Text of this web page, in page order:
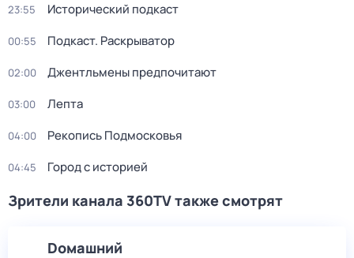
23:55 Исторический подкаст
00:55 Подкаст. Раскрыватор
02:00 Джентльмены предпочитают
03:00 Лепта
04:00 Рекопись Подмосковья
04:45 Город с историей
Зрители канала 360TV также смотрят
Dомашний